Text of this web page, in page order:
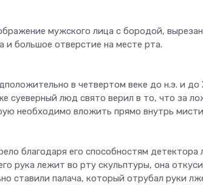
мужского лица с бородой,
и большое отверстие на месте рта.
в четвертом веке до н.э. и
суеверный люд свято верил в то, что за
необходимо вложить прямо внутрь
благодаря его способностям детектора
рука лежит во рту скульптуры, она
ставили палача, который отрубал руки